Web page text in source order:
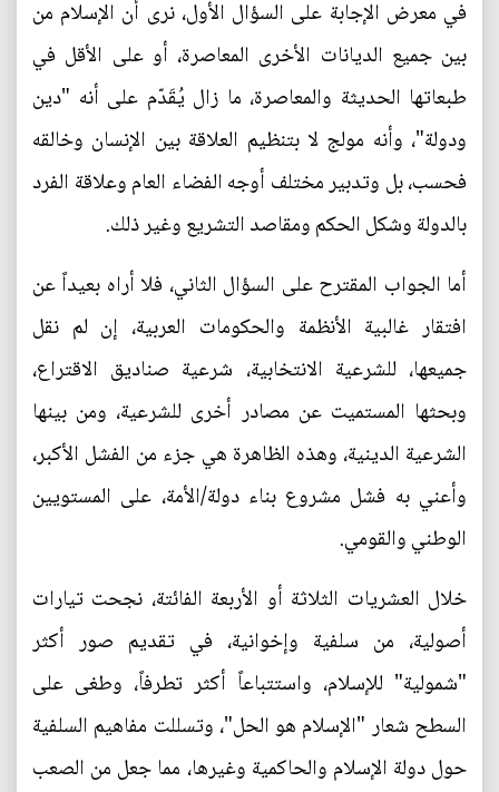
في معرض الإجابة على السؤال الأول، نرى أن الإسلام من
بين جميع الديانات الأخرى المعاصرة، أو على الأقل في
طبعاتها الحديثة والمعاصرة، ما زال يُقَدّم على أنه "دين
ودولة"، وأنه مولج لا بتنظيم العلاقة بين الإنسان وخالقه
فحسب، بل وتدبير مختلف أوجه الفضاء العام وعلاقة الفرد
بالدولة وشكل الحكم ومقاصد التشريع وغير ذلك.
أما الجواب المقترح على السؤال الثاني، فلا أراه بعيداً عن
افتقار غالبية الأنظمة والحكومات العربية، إن لم نقل
جميعها، للشرعية الانتخابية، شرعية صناديق الاقتراع،
وبحثها المستميت عن مصادر أخرى للشرعية، ومن بينها
الشرعية الدينية، وهذه الظاهرة هي جزء من الفشل الأكبر،
وأعني به فشل مشروع بناء دولة/الأمة، على المستويين
الوطني والقومي.
خلال العشريات الثلاثة أو الأربعة الفائتة، نجحت تيارات
أصولية، من سلفية وإخوانية، في تقديم صور أكثر
"شمولية" للإسلام، واستتباعاً أكثر تطرفاً، وطغى على
السطح شعار "الإسلام هو الحل"، وتسللت مفاهيم السلفية
حول دولة الإسلام والحاكمية وغيرها، مما جعل من الصعب